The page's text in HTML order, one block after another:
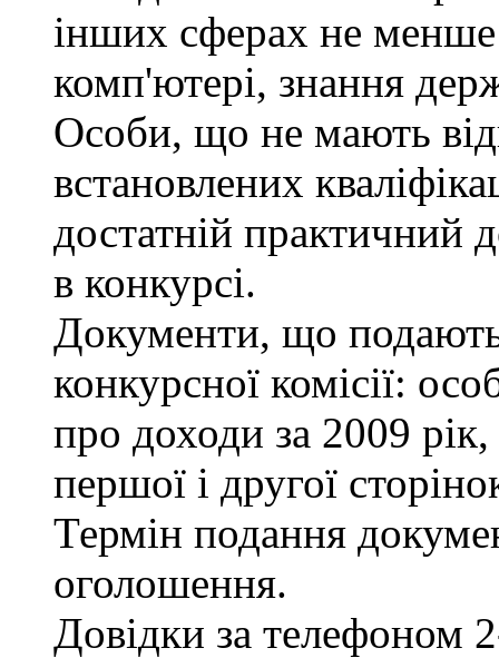
інших сферах не
комп'ютері, знання
Особи, що не мають
встановлених
достатній практичний
в конкурсі.
Документи, що
конкурсної комісії:
про доходи за 2009 рік,
першої і другої
Термін подання
оголошення.
Довідки за телефоном